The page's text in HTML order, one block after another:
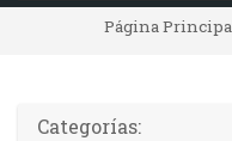
Página
Categorías: